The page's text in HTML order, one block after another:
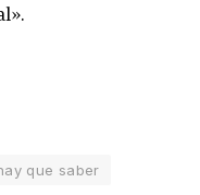
que saber